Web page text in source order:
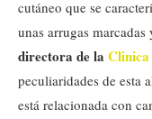
cutáneo que se
unas arrugas
directora de la
peculiaridades de esta
está relacionada con